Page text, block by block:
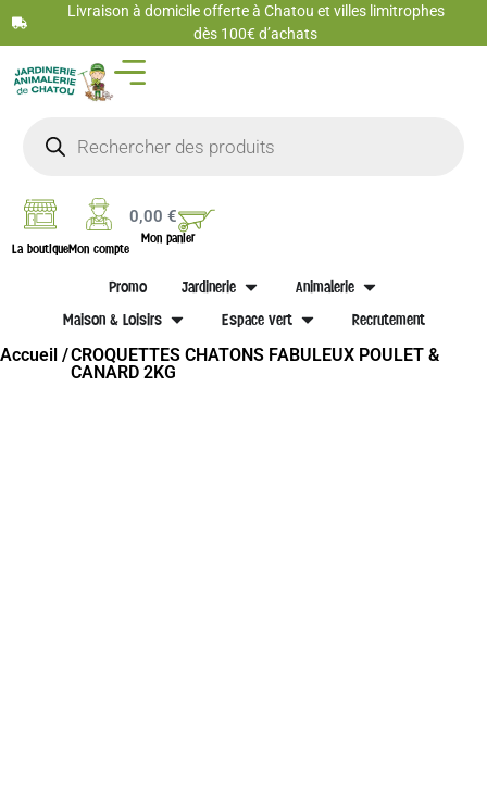
Livraison à domicile offerte à Chatou et villes limitrophes
dès 100€ d’achats
La boutiqueMon compte
0,00€
Mon panier
Promo Jardinerie
Animalerie
Maison & Loisirs
Espace vert Recrutement
Accueil /CROQUETTES CHATONS FABULEUX POULET &
CANARD 2KG